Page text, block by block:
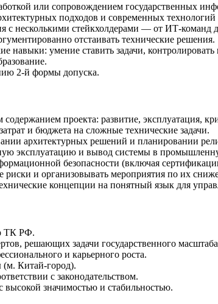
или сопровождением государственных
подходов и современных
с несколькими стейкхолдерами — от ИТ-команд
отстаивать технические решения.
навыки: умение ставить задачи,
2-й формы допуска.
содержанием проекта: развитие, эксплуатация,
и бюджета на сложные технические задачи.
архитектурных решений и планировании
эксплуатацию и вывод системы в
безопасности (включая
риски и организовывать мероприятия по их
концепции на понятный язык для
ТК РФ.
решающих задачи государственного
и карьерного роста.
Китай-город).
с законодательством.
высокой значимостью и стабильностью.